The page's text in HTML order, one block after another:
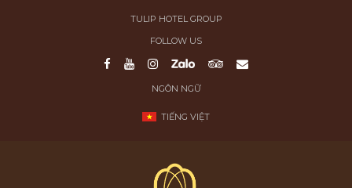
TULIP HOTEL GROUP
FOLLOW US
NGÔN NGỮ
TIẾNG VIỆT